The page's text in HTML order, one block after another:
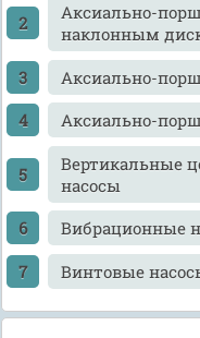
Аксиально-
наклонным
Аксиально-
Аксиально-
Вертикальные
насосы
Вибрационные
Винтовые